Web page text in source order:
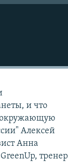
и что
окружающую
Алексей
Анна
тренер